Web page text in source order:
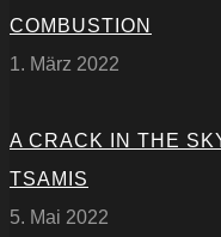
COMBUSTION
1. März 2022
A CRACK IN THE
TSAMIS
5. Mai 2022